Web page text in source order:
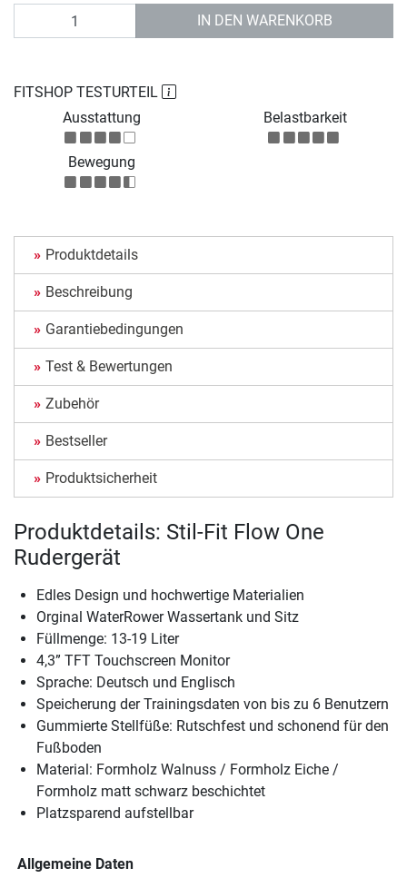
IN DEN WARENKORB
FITSHOP TESTURTEIL
Ausstattung
Belastbarkeit
Bewegung
Produktdetails
Beschreibung
Garantiebedingungen
Test & Bewertungen
Zubehör
Bestseller
Produktsicherheit
Produktdetails: Stil-Fit Flow One
Rudergerät
Edles Design und hochwertige Materialien
Orginal WaterRower Wassertank und Sitz
Füllmenge: 13-19 Liter
4,3” TFT Touchscreen Monitor
Sprache: Deutsch und Englisch
Speicherung der Trainingsdaten von bis zu 6 Benutzern
Gummierte Stellfüße: Rutschfest und schonend für den
Fußboden
Material: Formholz Walnuss / Formholz Eiche /
Formholz matt schwarz beschichtet
Platzsparend aufstellbar
Allgemeine Daten